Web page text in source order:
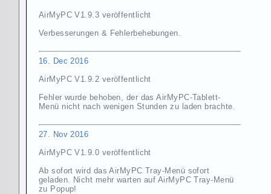
AirMyPC V1.9.3 veröffentlicht
Verbesserungen & Fehlerbehebungen.
16. Dec 2016
AirMyPC V1.9.2 veröffentlicht
Fehler wurde behoben, der das AirMyPC-Tablett-
Menü nicht nach wenigen Stunden zu laden brachte.
27. Nov 2016
AirMyPC V1.9.0 veröffentlicht
Ab sofort wird das AirMyPC Tray-Menü sofort
geladen. Nicht mehr warten auf AirMyPC Tray-Menü
zu Popup!